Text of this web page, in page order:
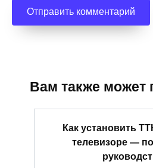
Вам также может
Как установить
телевизоре —